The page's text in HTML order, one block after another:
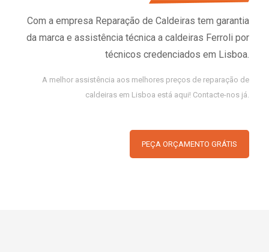
Com a empresa Reparação de Caldeiras tem garantia
da marca e assistência técnica a caldeiras Ferroli por
técnicos credenciados em Lisboa.
A melhor assistência aos melhores preços de reparação de
caldeiras em Lisboa está aqui! Contacte-nos já.
PEÇA ORÇAMENTO GRÁTIS